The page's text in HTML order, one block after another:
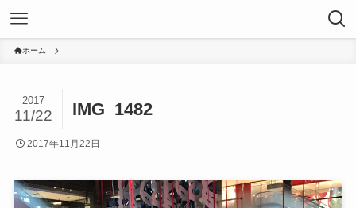
ホーム
IMG_1482
2017
11/22
2017年11月22日